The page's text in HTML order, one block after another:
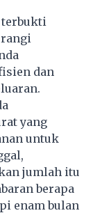
terbukti
dan
yang
untuk
jumlah itu
berapa
enam bulan